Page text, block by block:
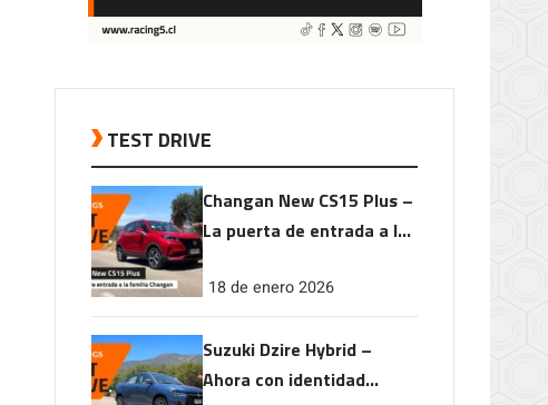
TEST DRIVE
Changan New CS15 Plus –
La puerta de entrada a la
18 de enero 2026
Suzuki Dzire Hybrid –
Ahora con identidad